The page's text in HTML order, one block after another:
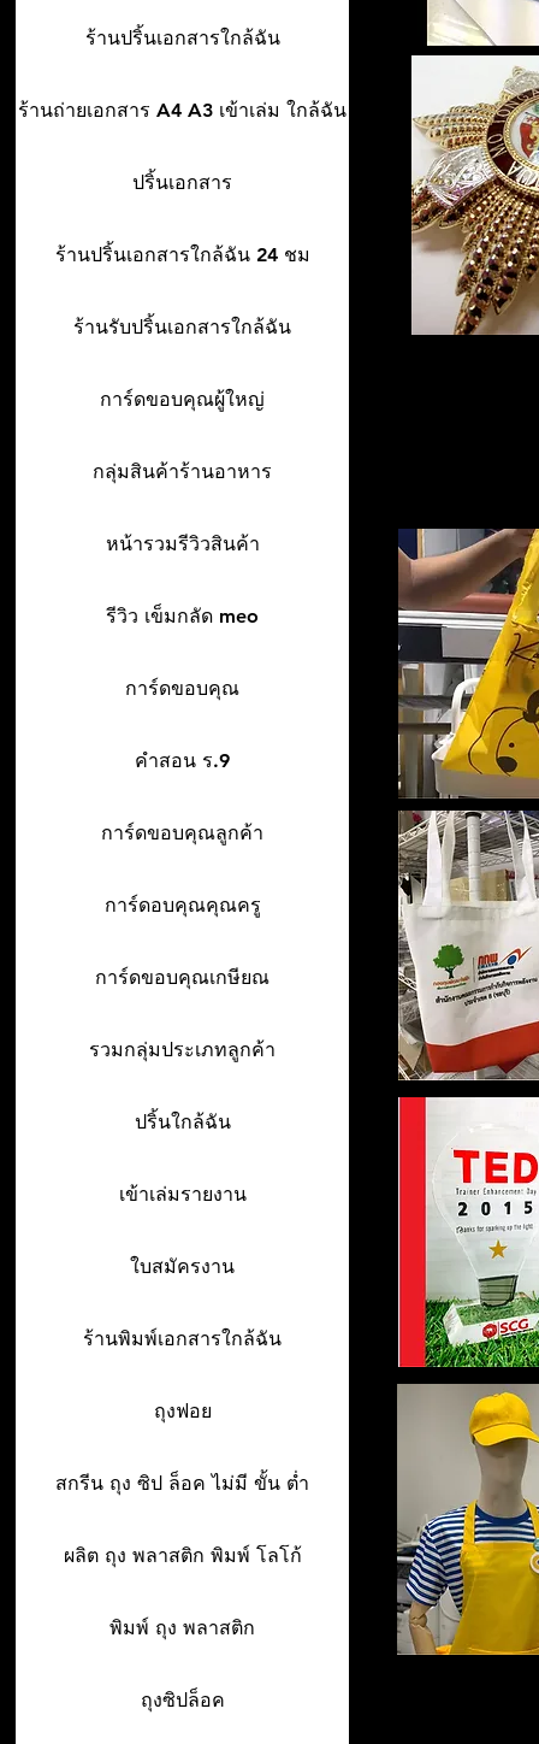
ร้านปริ้นเอกสารใกล้ฉัน
ร้านถ่ายเอกสาร A4 A3 เข้าเล่ม ใกล้ฉัน
ปริ้นเอกสาร
ร้านปริ้นเอกสารใกล้ฉัน 24 ชม
ร้านรับปริ้นเอกสารใกล้ฉัน
การ์ดขอบคุณผู้ใหญ่
กลุ่มสินค้าร้านอาหาร
หน้ารวมรีวิวสินค้า
รีวิว เข็มกลัด meo
การ์ดขอบคุณ
คำสอน ร.9
การ์ดขอบคุณลูกค้า
การ์ดอบคุณคุณครู
การ์ดขอบคุณเกษียณ
รวมกลุ่มประเภทลูกค้า
ปริ้นใกล้ฉัน
เข้าเล่มรายงาน
ใบสมัครงาน
ร้านพิมพ์เอกสารใกล้ฉัน
ถุงฟอย
สกรีน ถุง ซิป ล็อค ไม่มี ขั้น ต่ำ
ผลิต ถุง พลาสติก พิมพ์ โลโก้
พิมพ์ ถุง พลาสติก
ถุงซิปล็อค